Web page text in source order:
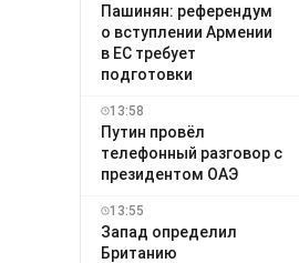
Пашинян: референдум
о вступлении Армении
в ЕС требует
подготовки
13:58
Путин провёл
телефонный разговор с
президентом ОАЭ
13:55
Запад определил
Британию